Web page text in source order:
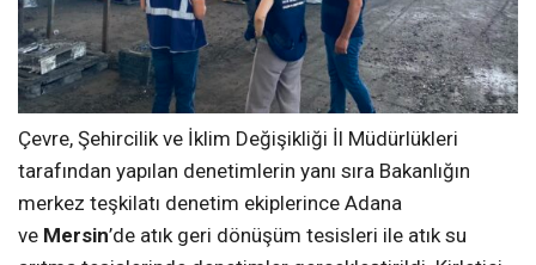
Çevre, Şehircilik ve İklim Değişikliği İl Müdürlükleri
tarafından yapılan denetimlerin yanı sıra Bakanlığın
merkez teşkilatı denetim ekiplerince Adana
ve Mersin’de atık geri dönüşüm tesisleri ile atık su